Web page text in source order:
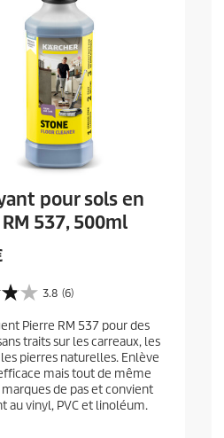
pour sols en
537, 500ml
3.8 (6)
Pierre RM 537 pour des
traits sur les carreaux, les
pierres naturelles. Enlève
mais tout de même
de pas et convient
au vinyl, PVC et linoléum.